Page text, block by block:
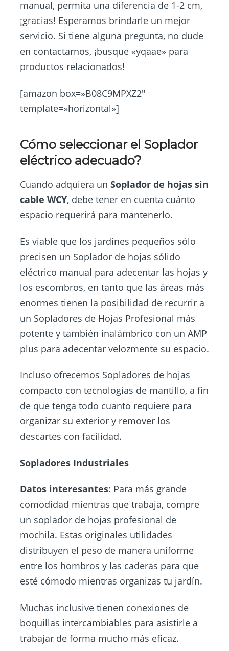
manual, permita una diferencia de 1-2 cm,
¡gracias! Esperamos brindarle un mejor
servicio. Si tiene alguna pregunta, no dude
en contactarnos, ¡busque «yqaae» para
productos relacionados!
[amazon box=»B08C9MPXZ2″
template=»horizontal»]
Cómo seleccionar el Soplador
eléctrico adecuado?
Cuando adquiera un Soplador de hojas sin
cable WCY, debe tener en cuenta cuánto
espacio requerirá para mantenerlo.
Es viable que los jardines pequeños sólo
precisen un Soplador de hojas sólido
eléctrico manual para adecentar las hojas y
los escombros, en tanto que las áreas más
enormes tienen la posibilidad de recurrir a
un Sopladores de Hojas Profesional más
potente y también inalámbrico con un AMP
plus para adecentar velozmente su espacio.
Incluso ofrecemos Sopladores de hojas
compacto con tecnologías de mantillo, a fin
de que tenga todo cuanto requiere para
organizar su exterior y remover los
descartes con facilidad.
Sopladores Industriales
Datos interesantes: Para más grande
comodidad mientras que trabaja, compre
un soplador de hojas profesional de
mochila. Estas originales utilidades
distribuyen el peso de manera uniforme
entre los hombros y las caderas para que
esté cómodo mientras organizas tu jardín.
Muchas inclusive tienen conexiones de
boquillas intercambiables para asistirle a
trabajar de forma mucho más eficaz.